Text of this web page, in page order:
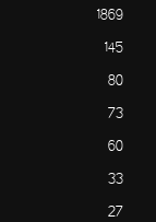
1869
145
80
73
60
33
27